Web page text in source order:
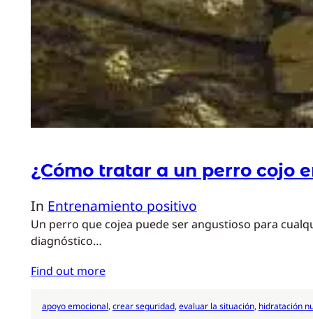
¿Cómo tratar a un perro cojo
In Entrenamiento positivo
Un perro que cojea puede ser angustioso para
diagnóstico…
Find out more
apoyo emocional, crear seguridad, evaluar la situación, hidratación